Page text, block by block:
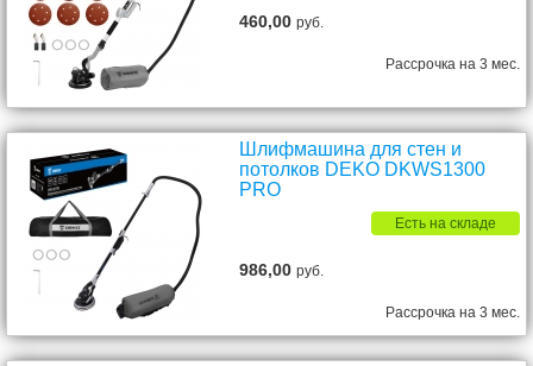
460,00руб.
Рассрочка на 3 мес.
Шлифмашина для стен и
потолков DEKO DKWS1300
PRO
Есть на складе
986,00руб.
Рассрочка на 3 мес.